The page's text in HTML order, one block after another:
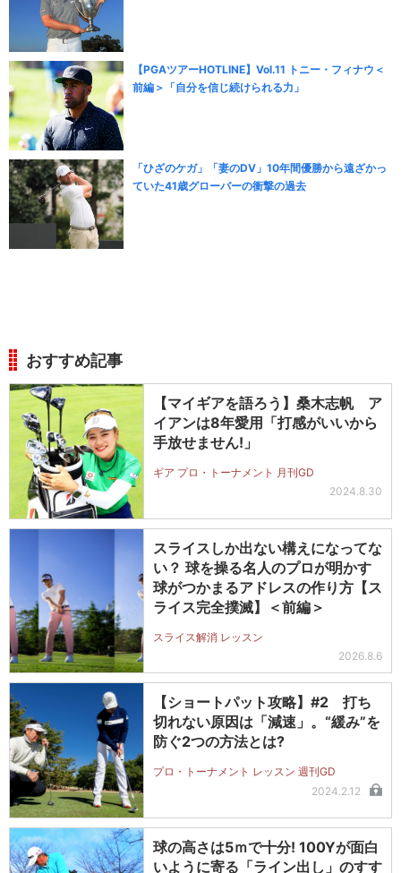
【PGAツアーHOTLINE】Vol.11 トニー・フィナウ＜
前編＞「自分を信じ続けられる力」
「ひざのケガ」「妻のDV」10年間優勝から遠ざかっ
ていた41歳グローバーの衝撃の過去
おすすめ記事
【マイギアを語ろう】桑木志帆 ア
イアンは8年愛用「打感がいいから
手放せません!」
ギア プロ・トーナメント 月刊GD
2024.8.30
スライスしか出ない構えになってな
い？ 球を操る名人のプロが明かす
球がつかまるアドレスの作り方【ス
ライス完全撲滅】＜前編＞
スライス解消 レッスン
2026.8.6
【ショートパット攻略】#2 打ち
切れない原因は「減速」。“緩み”を
防ぐ2つの方法とは?
プロ・トーナメント レッスン 週刊GD
2024.2.12
球の高さは5ｍで十分! 100Yが面白
いように寄る「ライン出し」のすす